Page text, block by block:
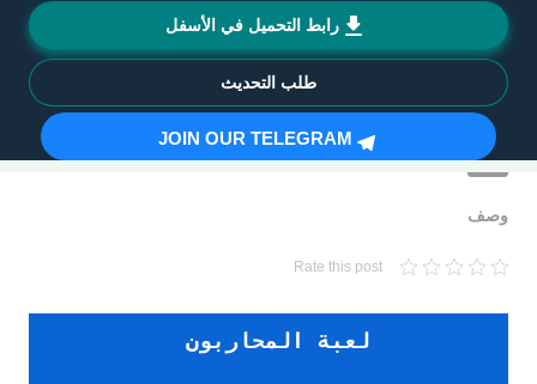
رابط التحميل في الأسفل
طلب التحديث
وصف
Rate this post
لعبة المحاربون